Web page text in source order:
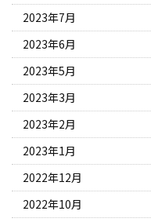
2023年7月
2023年6月
2023年5月
2023年3月
2023年2月
2023年1月
2022年12月
2022年10月